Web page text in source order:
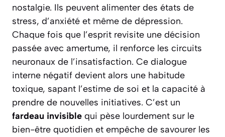
nostalgie. Ils peuvent alimenter des états de
stress, d’anxiété et même de dépression.
Chaque fois que l’esprit revisite une décision
passée avec amertume, il renforce les circuits
neuronaux de l’insatisfaction. Ce dialogue
interne négatif devient alors une habitude
toxique, sapant l’estime de soi et la capacité à
prendre de nouvelles initiatives. C’est un
fardeau invisible qui pèse lourdement sur le
bien-être quotidien et empêche de savourer les